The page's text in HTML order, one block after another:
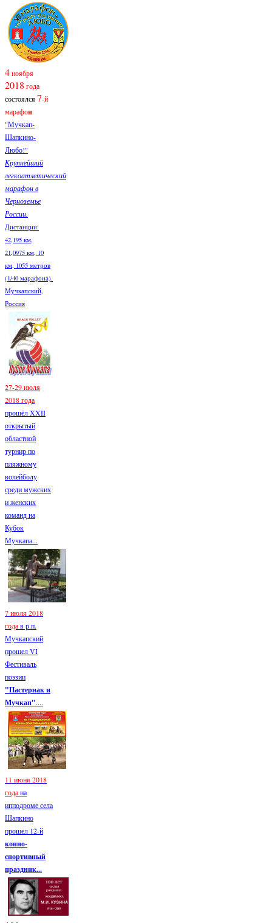
4ноября
2018 года
состоялся7-й
марафон
"Мучкап-
Шапкино-
Любо!"
Крупнейший
легкоатлетический
марафон в
Черноземье
России.
Дистанции:
42,195 км,
21,0975 км, 10
км, 1055 метров
(1/40 марафона).
Мучкапский,
Россия
27-29 июля
2018 года
прошёл XXII
открытый
областной
турнир по
пляжному
волейболу
среди мужских
и женских
команд на
Кубок
Мучкапа...
7 июля 2018
годав р.п.
Мучкапский
прошел VI
Фестиваль
поэзии
"Пастернак и
Мучкап"....
11 июня 2018
годана
ипподроме села
Шапкино
прошел 12-й
конно-
спортивный
праздник...